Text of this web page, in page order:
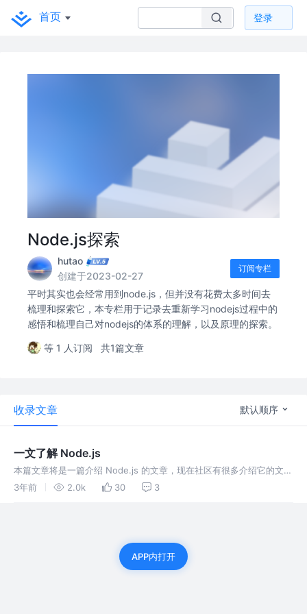
首页 登录
Node.js探索
hutao
创建于2023-02-27
订阅专栏
平时其实也会经常用到node.js，但并没有花费太多时间去
梳理和探索它，本专栏用于记录去重新学习nodejs过程中的
感悟和梳理自己对nodejs的体系的理解，以及原理的探索。
等 1 人订阅 共1篇文章
收录文章 默认顺序
一文了解 Node.js
本篇文章将是一篇介绍 Node.js 的文章，现在社区有很多介绍它的文
章，因此我主要只做一些总结，把我觉得需要去理解的进行一个总结，
3年前 2.0k 30 3
APP内打开